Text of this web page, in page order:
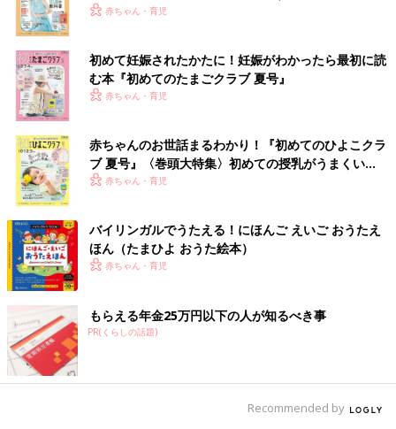
Qお出かけの時ベビーカーに取り付ける保冷マットは使っ
たほうがいいの？
【黒澤先生より】
保冷剤やベビーカーに敷くタイプの保冷マットなどは、熱を取っ
てくれるため、熱中症対策には有効です。ただし、だからといっ
て暑い日にベビーカーに長時間乗せっぱなしにするのはNG。ま
た、冷えすぎることもあるので、顔色や体の震えがないか気をつ
けましょう。このほか、おでこに貼るような冷却ジェルシートは
メントールでスッとした感覚じがするだけで実際に熱は奪われな
いため、熱中症対策にはなりません。
【小児科医監修】重症化すると死に至る
ケースも！子どもの「熱中症」
子育て中の小児科医・泰道麗菜先生が、日々の
診療の中で、ママ・パパたちに伝えたいさまざ
ます。
最新号はこちら！
赤ちゃん・育児
初めて妊娠されたかたに！妊娠がわかったら最初に読
む本『初めてのたまごクラブ 夏号』
赤ちゃん・育児
赤ちゃんのお世話まるわかり！『初めてのひよこクラ
ブ 夏号』〈巻頭大特集〉初めての授乳がうまくい
く！ おっぱい・ミルクの基本と夏のトラブル 解決テ
赤ちゃん・育児
バイリンガルでうたえる！にほんご えいご おうたえ
ほん（たまひよ おうた絵本）
赤ちゃん・育児
もらえる年金25万円以下の人が知るべき事
PR(くらしの話題)
Recommended by